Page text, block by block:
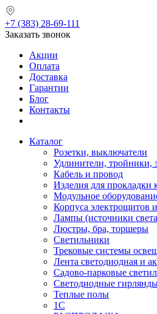
+7 (383) 28-69-111
Заказать звонок
Акции
Оплата
Доставка
Гарантии
Блог
Контакты
Каталог
Розетки, выключатели
Удлинители, тройники,
Кабель и провод
Изделия для прокладки
Модульное
Корпуса электрощитов
Лампы (источники
Люстры, бра, торшеры
Светильники
Трековые системы
Лента светодиодная и
Садово-парковые
Светодиодные
Теплые полы
1С